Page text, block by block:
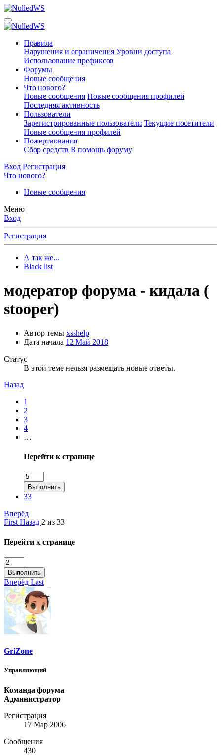
Правила
Нарушения и ограничения Уровни доступа
Использование префиксов
Форумы
Новые сообщения
Что нового?
Новые сообщения Новые сообщения профилей
Последняя активность
Пользователи
Зарегистрированные пользователи Текущие посетители
Новые сообщения профилей
Пожертвования
Сбор средств В помощь форуму
Вход Регистрация
Что нового?
Новые сообщения
Меню
Вход
Регистрация
А так же...
Black list
модератор форума - кидала (
stooper)
Автор темы xsshelp
Дата начала 12 Май 2018
Статус
В этой теме нельзя размещать новые ответы.
Назад
1
2
3
4
…
Перейти к странице
Выполнить
33
Вперёд
First Назад 2 из 33
Перейти к странице
Выполнить
Вперёд Last
GriZone
Управляющий
Команда форума
Администратор
Регистрация
17 Мар 2006
Сообщения
430